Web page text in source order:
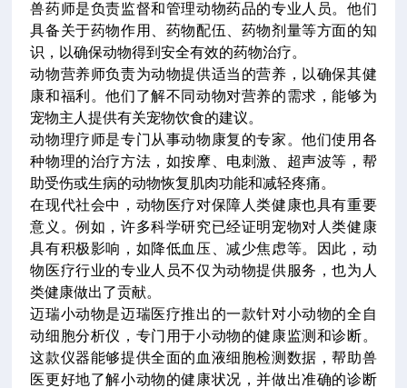
兽药师是负责监督和管理动物药品的专业人员。他们
具备关于药物作用、药物配伍、药物剂量等方面的知
识，以确保动物得到安全有效的药物治疗。
动物营养师负责为动物提供适当的营养，以确保其健
康和福利。他们了解不同动物对营养的需求，能够为
宠物主人提供有关宠物饮食的建议。
动物理疗师是专门从事动物康复的专家。他们使用各
种物理的治疗方法，如按摩、电刺激、超声波等，帮
助受伤或生病的动物恢复肌肉功能和减轻疼痛。
在现代社会中，动物医疗对保障人类健康也具有重要
意义。例如，许多科学研究已经证明宠物对人类健康
具有积极影响，如降低血压、减少焦虑等。因此，动
物医疗行业的专业人员不仅为动物提供服务，也为人
类健康做出了贡献。
迈瑞小动物是迈瑞医疗推出的一款针对小动物的全自
动细胞分析仪，专门用于小动物的健康监测和诊断。
这款仪器能够提供全面的血液细胞检测数据，帮助兽
医更好地了解小动物的健康状况，并做出准确的诊断